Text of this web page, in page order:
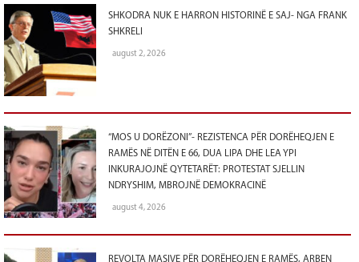
SHKODRA NUK E HARRON HISTORINË E SAJ- NGA FRANK
SHKRELI
august 2, 2026
“MOS U DORËZONI”- REZISTENCA PËR DORËHEQJEN E
RAMËS NË DITËN E 66, DUA LIPA DHE LEA YPI
INKURAJOJNË QYTETARËT: PROTESTAT SJELLIN
NDRYSHIM, MBROJNË DEMOKRACINË
august 4, 2026
REVOLTA MASIVE PËR DORËHEQJEN E RAMËS, ARBEN